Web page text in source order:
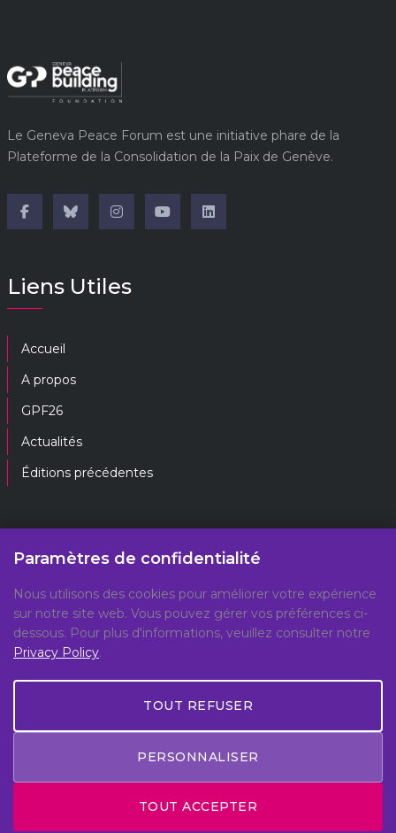
Le Geneva Peace Forum est une initiative phare de la
Plateforme de la Consolidation de la Paix de Genève.
Liens Utiles
Accueil
A propos
GPF26
Actualités
Éditions précédentes
gpf@gpplatform.ch
Geneva Peacebuilding Platform
C/O DCAF, Maison de la Paix,
Chemin Eugène-Rigot 2E,
1202, Geneva, Switzerland
© Copyright 2026 All Rights Reserved -
Paramètres de confidentialité
Nous utilisons des cookies pour améliorer votre expérience
sur notre site web. Vous pouvez gérer vos préférences ci-
dessous. Pour plus d'informations, veuillez consulter notre
Privacy Policy.
TOUT REFUSER
PERSONNALISER
TOUT ACCEPTER